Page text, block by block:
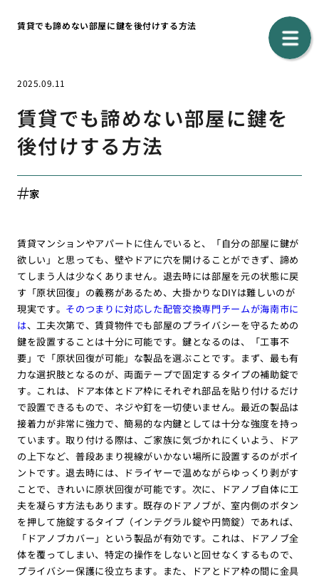
賃貸でも諦めない部屋に鍵を後付けする方法
2025.09.11
賃貸でも諦めない部屋に鍵を
後付けする方法
家
賃貸マンションやアパートに住んでいると、「自分の部屋に鍵が
欲しい」と思っても、壁やドアに穴を開けることができず、諦め
てしまう人は少なくありません。退去時には部屋を元の状態に戻
す「原状回復」の義務があるため、大掛かりなDIYは難しいのが
現実です。 そのつまりに対応した配管交換専門チームが海南市に
は、工夫次第で、賃貸物件でも部屋のプライバシーを守るための
鍵を設置することは十分に可能です。鍵となるのは、「工事不
要」で「原状回復が可能」な製品を選ぶことです。まず、最も有
力な選択肢となるのが、両面テープで固定するタイプの補助錠で
す。これは、ドア本体とドア枠にそれぞれ部品を貼り付けるだけ
で設置できるもので、ネジや釘を一切使いません。最近の製品は
接着力が非常に強力で、簡易的な内鍵としては十分な強度を持っ
ています。取り付ける際は、ご家族に気づかれにくいよう、ドア
の上下など、普段あまり視線がいかない場所に設置するのがポイ
ントです。退去時には、ドライヤーで温めながらゆっくり剥がす
ことで、きれいに原状回復が可能です。次に、ドアノブ自体に工
夫を凝らす方法もあります。既存のドアノブが、室内側のボタン
を押して施錠するタイプ（インテグラル錠や円筒錠）であれば、
「ドアノブカバー」という製品が有効です。これは、ドアノブ全
体を覆ってしまい、特定の操作をしないと回せなくするもので、
プライバシー保護に役立ちます。また、ドアとドア枠の間に金具